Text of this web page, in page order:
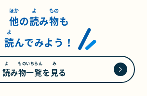
他
ほか
の読
よ
み物
もの
も
読
よ
んでみよう！
読
よ
み物一覧
ものいちらん
を見
み
る